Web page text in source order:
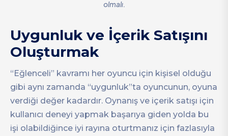
olmalı.
Uygunluk ve İçerik Satışını
Oluşturmak
“Eğlenceli” kavramı her oyuncu için kişisel olduğu
gibi aynı zamanda “uygunluk”ta oyuncunun, oyuna
verdiği değer kadardır. Oynanış ve içerik satışı için
kullanıcı deneyi yapmak başarıya giden yolda bu
işi olabildiğince iyi rayına oturtmanız için fazlasıyla